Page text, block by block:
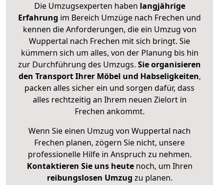
Die Umzugsexperten haben langjährige
Erfahrung im Bereich Umzüge nach Frechen und
kennen die Anforderungen, die ein Umzug von
Wuppertal nach Frechen mit sich bringt. Sie
kümmern sich um alles, von der Planung bis hin
zur Durchführung des Umzugs. Sie organisieren
den Transport Ihrer Möbel und Habseligkeiten,
packen alles sicher ein und sorgen dafür, dass
alles rechtzeitig an Ihrem neuen Zielort in
Frechen ankommt.
Wenn Sie einen Umzug von Wuppertal nach
Frechen planen, zögern Sie nicht, unsere
professionelle Hilfe in Anspruch zu nehmen.
Kontaktieren Sie uns heutenoch, um Ihren
reibungslosen Umzug zu planen.